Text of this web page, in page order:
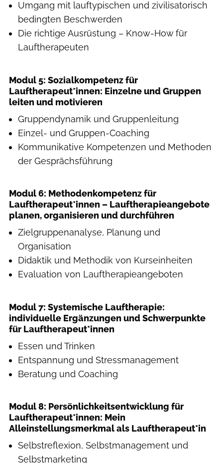
Umgang mit lauftypischen und zivilisatorisch
bedingten Beschwerden
Die richtige Ausrüstung – Know-How für
Lauftherapeuten
Modul 5: Sozialkompetenz für
Lauftherapeut*innen: Einzelne und Gruppen
leiten und motivieren
Gruppendynamik und Gruppenleitung
Einzel- und Gruppen-Coaching
Kommunikative Kompetenzen und Methoden
der Gesprächsführung
Modul 6: Methodenkompetenz für
Lauftherapeut*innen – Lauftherapieangebote
planen, organisieren und durchführen
Zielgruppenanalyse, Planung und
Organisation
Didaktik und Methodik von Kurseinheiten
Evaluation von Lauftherapieangeboten
Modul 7: Systemische Lauftherapie:
individuelle Ergänzungen und Schwerpunkte
für Lauftherapeut*innen
Essen und Trinken
Entspannung und Stressmanagement
Beratung und Coaching
Modul 8: Persönlichkeitsentwicklung für
Lauftherapeut*innen: Mein
Alleinstellungsmerkmal als Lauftherapeut*in
Selbstreflexion, Selbstmanagement und
Selbstmarketing